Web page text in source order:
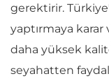
gerektirir.
yaptırmaya
daha yüksek
seyahatten